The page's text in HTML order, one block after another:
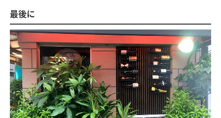
最後に